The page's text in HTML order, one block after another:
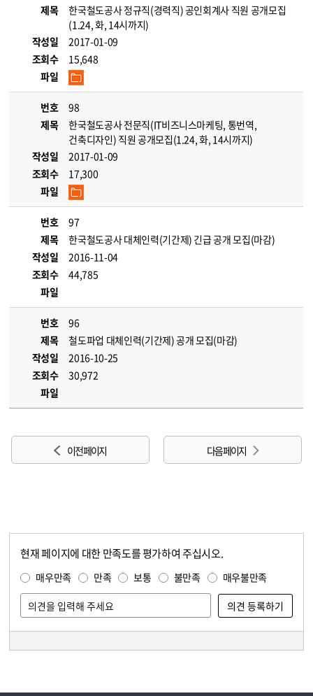
제목
한국철도공사 정규직(경력직) 공인회계사 직원 공개모집
(1.24, 화, 14시까지)
작성일
2017-01-09
조회수
15,648
파일
번호
98
제목
한국철도공사 전문직(IT비즈니스마케팅, 통번역,
건축디자인) 직원 공개모집(1.24, 화, 14시까지)
작성일
2017-01-09
조회수
17,300
파일
번호
97
제목
한국철도공사 대체인력(기간제) 긴급 공개 모집(마감)
작성일
2016-11-04
조회수
44,785
파일
번호
96
제목
철도파업 대체인력(기간제) 공개 모집(마감)
작성일
2016-10-25
조회수
30,972
파일
이전 페이지 다음 페이지
현재 페이지에 대한 만족도를 평가하여 주십시오.
매우만족 만족 보통 불만족 매우불만족